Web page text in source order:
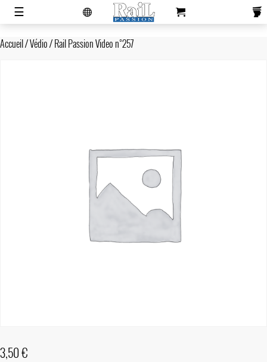
laviedurail.com
☰
Accueil/Védio/ Rail Passion Video n°257
3,50€